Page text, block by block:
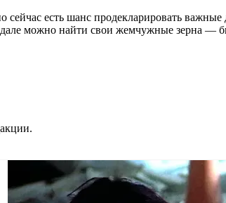
есть шанс продекларировать важные
можно найти свои жемчужные зерна —